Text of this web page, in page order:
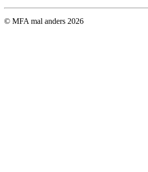
© MFA mal anders 2026